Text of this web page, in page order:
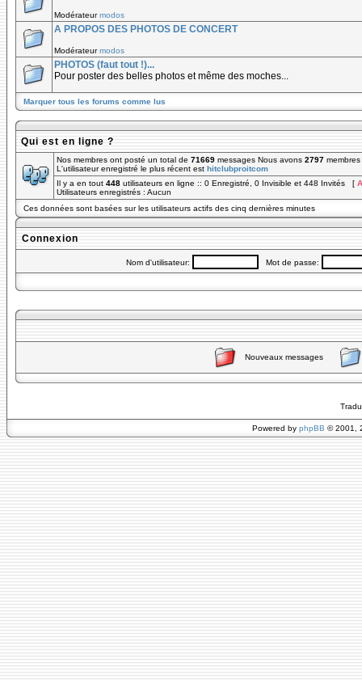
Modérateurmodos
A PROPOS DES PHOTOS DE CONCERT
Modérateurmodos
PHOTOS (faut tout !)...
Pour poster des belles photos et même des moches...
Marquer tous les forums comme lus
Qui est en ligne ?
Nos membres ont posté un total de 71669 messages Nous avons 2797
L'utilisateur enregistré le plus récent est hitclubproitcom
Il y a en tout 448 utilisateurs en ligne :: 0 Enregistré, 0 Invisible et 448 Invités [
Utilisateurs enregistrés : Aucun
Ces données sont basées sur les utilisateurs actifs des cinq dernières minutes
Connexion
Nom d'utilisateur: Mot de passe:
Nouveaux messages
Powered by phpBB © 2001,